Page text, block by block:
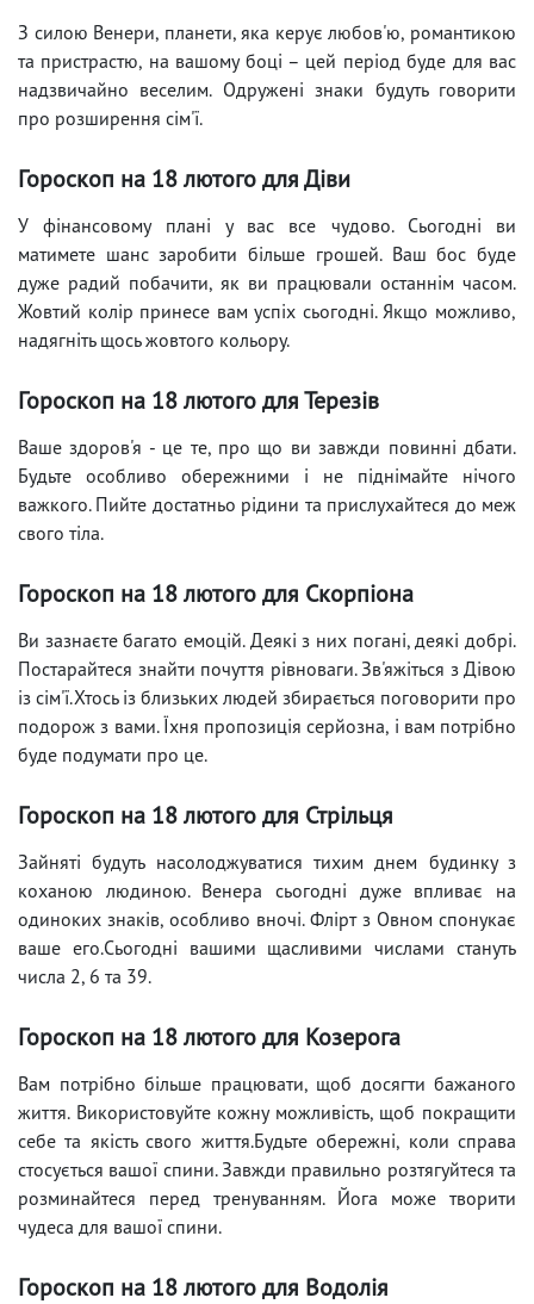
З силою Венери, планети, яка керує любов'ю, романтикою
та пристрастю, на вашому боці – цей період буде для вас
надзвичайно веселим. Одружені знаки будуть говорити
про розширення сім'ї.
Гороскоп на 18 лютого для Діви
У фінансовому плані у вас все чудово. Сьогодні ви
матимете шанс заробити більше грошей. Ваш бос буде
дуже радий побачити, як ви працювали останнім часом.
Жовтий колір принесе вам успіх сьогодні. Якщо можливо,
надягніть щось жовтого кольору.
Гороскоп на 18 лютого для Терезів
Ваше здоров'я - це те, про що ви завжди повинні дбати.
Будьте особливо обережними і не піднімайте нічого
важкого. Пийте достатньо рідини та прислухайтеся до меж
свого тіла.
Гороскоп на 18 лютого для Скорпіона
Ви зазнаєте багато емоцій. Деякі з них погані, деякі добрі.
Постарайтеся знайти почуття рівноваги. Зв'яжіться з Дівою
із сім'ї.Хтось із близьких людей збирається поговорити про
подорож з вами. Їхня пропозиція серйозна, і вам потрібно
буде подумати про це.
Гороскоп на 18 лютого для Стрільця
Зайняті будуть насолоджуватися тихим днем ​​будинку з
коханою людиною. Венера сьогодні дуже впливає на
одиноких знаків, особливо вночі. Флірт з Овном спонукає
ваше его.Сьогодні вашими щасливими числами стануть
числа 2, 6 та 39.
Гороскоп на 18 лютого для Козерога
Вам потрібно більше працювати, щоб досягти бажаного
життя. Використовуйте кожну можливість, щоб покращити
себе та якість свого життя.Будьте обережні, коли справа
стосується вашої спини. Завжди правильно розтягуйтеся та
розминайтеся перед тренуванням. Йога може творити
чудеса для вашої спини.
Гороскоп на 18 лютого для Водолія